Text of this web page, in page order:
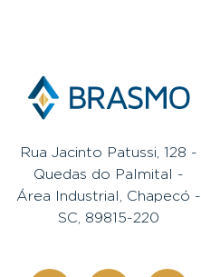
Rua Jacinto Patussi, 128 -
Quedas do Palmital -
Área Industrial, Chapecó -
SC, 89815-220